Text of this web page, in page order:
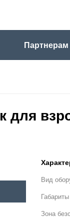
Партнерам
для
Вид
Зона